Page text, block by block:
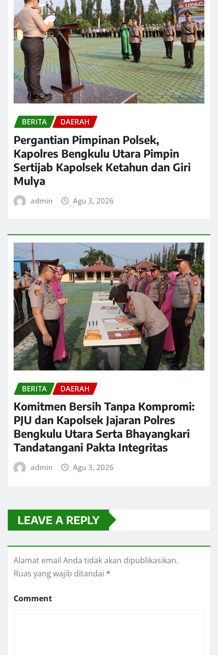
BERITA DAERAH
Pergantian Pimpinan Polsek,
Kapolres Bengkulu Utara Pimpin
Sertijab Kapolsek Ketahun dan Giri
Mulya
admin Agu 3, 2026
BERITA DAERAH
Komitmen Bersih Tanpa Kompromi:
PJU dan Kapolsek Jajaran Polres
Bengkulu Utara Serta Bhayangkari
Tandatangani Pakta Integritas
admin Agu 3, 2026
LEAVE A REPLY
Alamat email Anda tidak akan dipublikasikan.
Ruas yang wajib ditandai *
Comment